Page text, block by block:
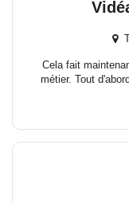
Cela fait
métier. Tout